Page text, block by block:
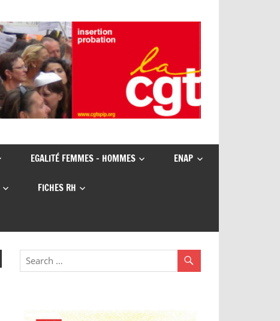
EGALITÉ FEMMES – HOMMES ENAP
FICHES RH